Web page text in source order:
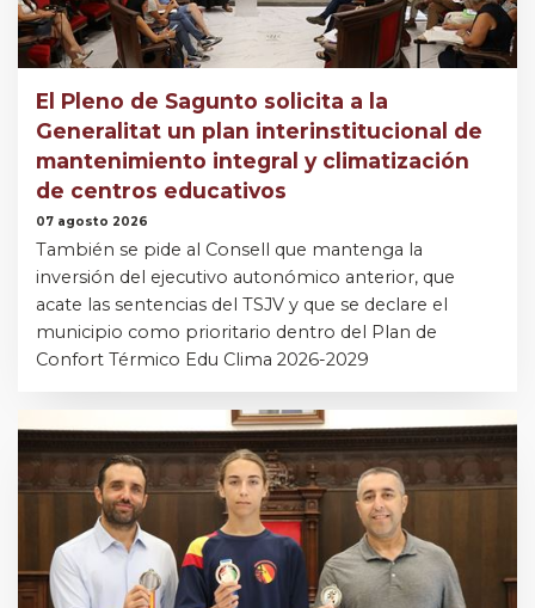
El Pleno de Sagunto solicita a la
Generalitat un plan interinstitucional de
mantenimiento integral y climatización
de centros educativos
07 agosto 2026
También se pide al Consell que mantenga la
inversión del ejecutivo autonómico anterior, que
acate las sentencias del TSJV y que se declare el
municipio como prioritario dentro del Plan de
Confort Térmico Edu Clima 2026-2029